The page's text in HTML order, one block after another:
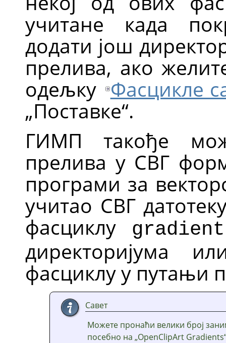
учитане када
додати још
прелива, ако
одељку Фасцикле
„Поставке“.
ГИМП такође
прелива у СВГ
програми за
учитао СВГ
фасциклу
директоријума
фасциклу у путањи
Савет
Можете пронаћи велики број
посебно на „OpenClipArt